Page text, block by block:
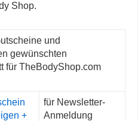
Shop.
und
gewünschten
für TheBodyShop.com
+
für Newsletter-
Anmeldung